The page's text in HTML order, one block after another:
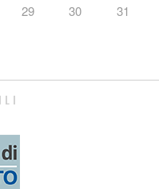
29 30 31